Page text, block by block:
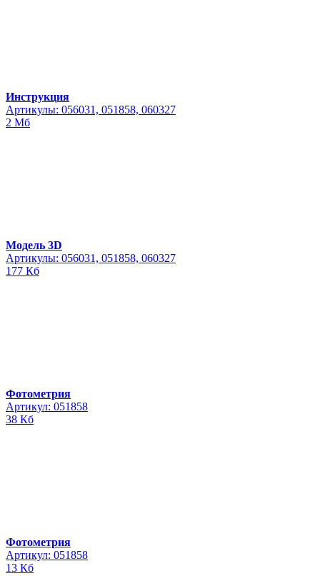
Инструкция
Артикулы: 056031, 051858, 060327
2 Мб
Модель 3D
Артикулы: 056031, 051858, 060327
177 Кб
Фотометрия
Артикул: 051858
38 Кб
Фотометрия
Артикул: 051858
13 Кб